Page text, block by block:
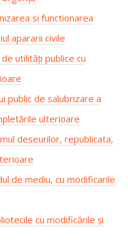
si functionarea
apararii civile
utilități publice cu
public de salubrizare a
ulterioare
deseurilor, republicata,
de mediu, cu modificarile
cu modificările și